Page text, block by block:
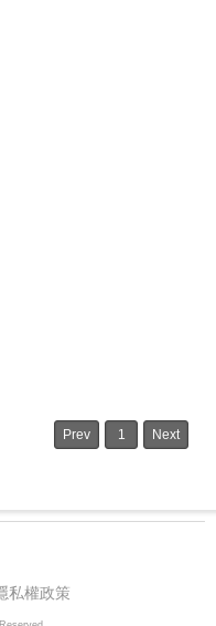
Prev 1 Next
私權政策